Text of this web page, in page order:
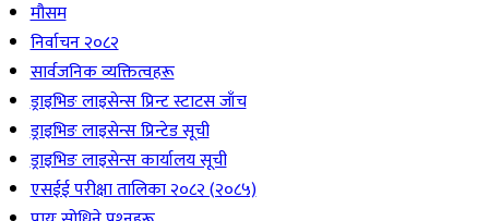
मौसम
निर्वाचन २०८२
सार्वजनिक व्यक्तित्वहरू
ड्राइभिङ लाइसेन्स प्रिन्ट स्टाटस जाँच
ड्राइभिङ लाइसेन्स प्रिन्टेड सूची
ड्राइभिङ लाइसेन्स कार्यालय सूची
एसईई परीक्षा तालिका २०८२ (२०८५)